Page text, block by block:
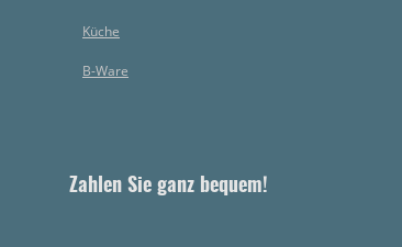
Küche
B-Ware
Zahlen Sie ganz bequem!